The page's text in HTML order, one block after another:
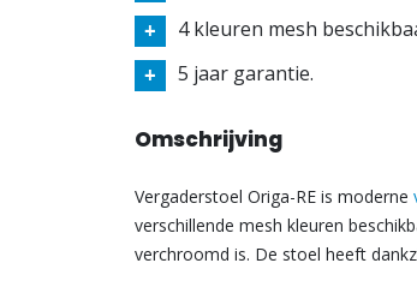
4 kleuren mesh
5 jaar garantie.
Omschrijving
Vergaderstoel Origa-RE is moderne
verschillende mesh kleuren
verchroomd is. De stoel heeft